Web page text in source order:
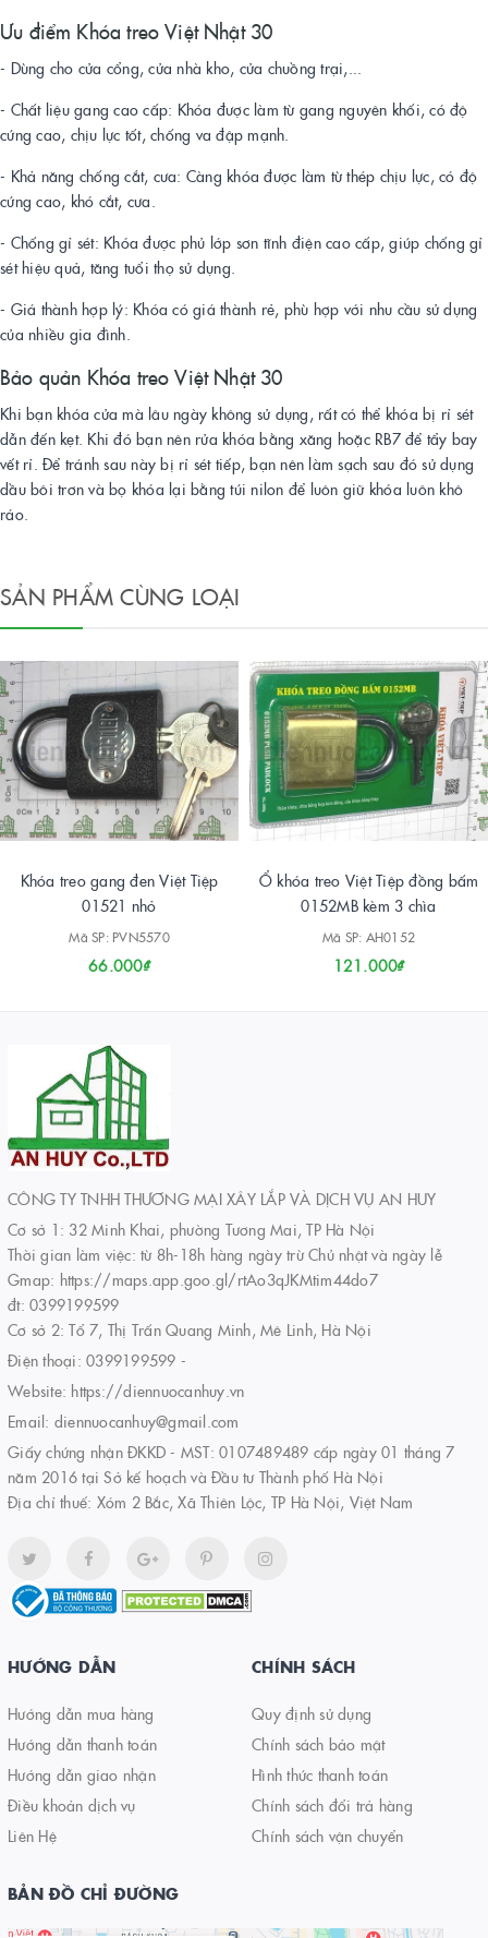
Ưu điểm Khóa treo Việt Nhật 30
- Dùng cho cửa cổng, cửa nhà kho, cửa chuồng trại,...
- Chất liệu gang cao cấp: Khóa được làm từ gang nguyên khối, có độ
cứng cao, chịu lực tốt, chống va đập mạnh.
- Khả năng chống cắt, cưa: Càng khóa được làm từ thép chịu lực, có độ
cứng cao, khó cắt, cưa.
- Chống gỉ sét: Khóa được phủ lớp sơn tĩnh điện cao cấp, giúp chống gỉ
sét hiệu quả, tăng tuổi thọ sử dụng.
- Giá thành hợp lý: Khóa có giá thành rẻ, phù hợp với nhu cầu sử dụng
của nhiều gia đình.
Bảo quản Khóa treo Việt Nhật 30
Khi bạn khóa cửa mà lâu ngày không sử dụng, rất có thể khóa bị rỉ sét
dẫn đến kẹt. Khi đó bạn nên rửa khóa bằng xăng hoặc RB7 để tẩy bay
vết rỉ. Để tránh sau này bị rỉ sét tiếp, bạn nên làm sạch sau đó sử dụng
dầu bôi trơn và bọ khóa lại bằng túi nilon để luôn giữ khóa luôn khô
ráo.
SẢN PHẨM CÙNG LOẠI
Khóa treo gang đen Việt Tiệp
01521 nhỏ
Mã SP: PVN5570
66.000₫
Ổ khóa treo Việt Tiệp đồng bấm
0152MB kèm 3 chìa
Mã SP: AH0152
121.000₫
CÔNG TY TNHH THƯƠNG MẠI XÂY LẮP VÀ DỊCH VỤ AN HUY
Cơ sở 1: 32 Minh Khai, phường Tương Mai, TP Hà Nội
Thời gian làm việc: từ 8h-18h hàng ngày trừ Chủ nhật và ngày lễ
Gmap: https://maps.app.goo.gl/rtAo3qJKMtim44do7
đt: 0399199599
Cơ sở 2: Tổ 7, Thị Trấn Quang Minh, Mê Linh, Hà Nội
Điện thoại: 0399199599 -
Website: https://diennuocanhuy.vn
Email: diennuocanhuy@gmail.com
Giấy chứng nhận ĐKKD - MST: 0107489489 cấp ngày 01 tháng 7
năm 2016 tại Sở kế hoạch và Đầu tư Thành phố Hà Nội
Địa chỉ thuế: Xóm 2 Bắc, Xã Thiên Lộc, TP Hà Nội, Việt Nam
HƯỚNG DẪN
Hướng dẫn mua hàng
Hướng dẫn thanh toán
Hướng dẫn giao nhận
Điều khoản dịch vụ
Liên Hệ
CHÍNH SÁCH
Quy định sử dụng
Chính sách bảo mật
Hình thức thanh toán
Chính sách đổi trả hàng
Chính sách vận chuyển
BẢN ĐỒ CHỈ ĐƯỜNG